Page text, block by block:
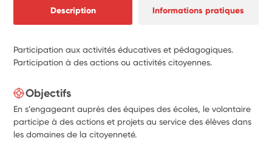
Description Informations pratiques
Participation aux activités éducatives et pédagogiques.
Participation à des actions ou activités citoyennes.
Objectifs
En s’engageant auprès des équipes des écoles, le volontaire
participe à des actions et projets au service des élèves dans
les domaines de la citoyenneté.